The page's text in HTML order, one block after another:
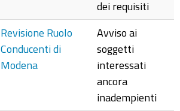
dei requisiti
Revisione Ruolo
Conducenti di
Modena
Avviso ai
soggetti
interessati
ancora
inadempienti